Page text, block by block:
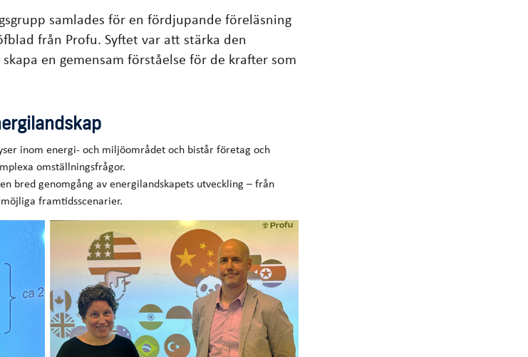
samlades för en fördjupande föreläsning
från Profu. Syftet var att stärka den
en gemensam förståelse för de krafter som
inom energi- och miljöområdet och bistår företag och
omställningsfrågor.
bred genomgång av energilandskapets utveckling – från
framtidsscenarier.